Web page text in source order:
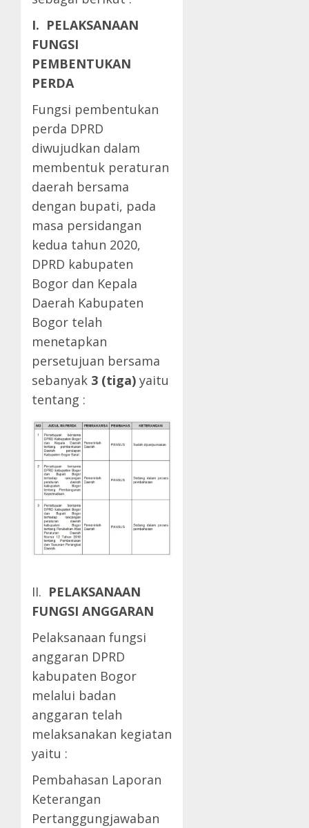
I. PELAKSANAAN
FUNGSI
PEMBENTUKAN
PERDA
Fungsi pembentukan
perda DPRD
diwujudkan dalam
membentuk peraturan
daerah bersama
dengan bupati, pada
masa persidangan
kedua tahun 2020,
DPRD kabupaten
Bogor dan Kepala
Daerah Kabupaten
Bogor telah
menetapkan
persetujuan bersama
sebanyak 3 (tiga) yaitu
tentang :
II. PELAKSANAAN
FUNGSI ANGGARAN
Pelaksanaan fungsi
anggaran DPRD
kabupaten Bogor
melalui badan
anggaran telah
melaksanakan kegiatan
yaitu :
Pembahasan Laporan
Keterangan
Pertanggungjawaban